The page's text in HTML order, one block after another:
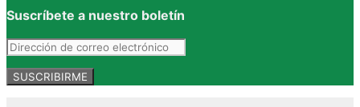
Suscríbete a nuestro boletín